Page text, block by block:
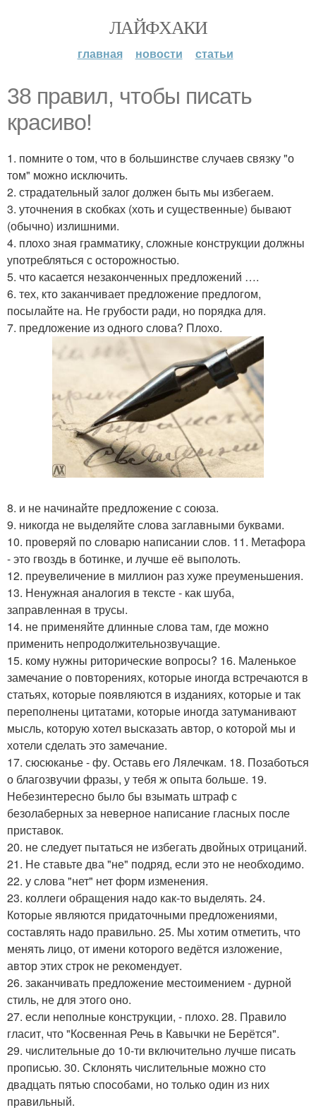
ЛАЙФХАКИ
главная новости статьи
38 правил, чтобы писать
красиво!
1. помните о том, что в большинстве случаев связку "о
том" можно исключить.
2. страдательный залог должен быть мы избегаем.
3. уточнения в скобках (хоть и существенные) бывают
(обычно) излишними.
4. плохо зная грамматику, сложные конструкции должны
употребляться с осторожностью.
5. что касается незаконченных предложений ….
6. тех, кто заканчивает предложение предлогом,
посылайте на. Не грубости ради, но порядка для.
7. предложение из одного слова? Плохо.
8. и не начинайте предложение с союза.
9. никогда не выделяйте слова заглавными буквами.
10. проверяй по словарю написании слов. 11. Метафора
- это гвоздь в ботинке, и лучше её выполоть.
12. преувеличение в миллион раз хуже преуменьшения.
13. Ненужная аналогия в тексте - как шуба,
заправленная в трусы.
14. не применяйте длинные слова там, где можно
применить непродолжительнозвучащие.
15. кому нужны риторические вопросы? 16. Маленькое
замечание о повторениях, которые иногда встречаются в
статьях, которые появляются в изданиях, которые и так
переполнены цитатами, которые иногда затуманивают
мысль, которую хотел высказать автор, о которой мы и
хотели сделать это замечание.
17. сюсюканье - фу. Оставь его Лялечкам. 18. Позаботься
о благозвучии фразы, у тебя ж опыта больше. 19.
Небезинтересно было бы взымать штраф с
безолаберных за неверное написание гласных после
приставок.
20. не следует пытаться не избегать двойных отрицаний.
21. Не ставьте два "не" подряд, если это не необходимо.
22. у слова "нет" нет форм изменения.
23. коллеги обращения надо как-то выделять. 24.
Которые являются придаточными предложениями,
составлять надо правильно. 25. Мы хотим отметить, что
менять лицо, от имени которого ведётся изложение,
автор этих строк не рекомендует.
26. заканчивать предложение местоимением - дурной
стиль, не для этого оно.
27. если неполные конструкции, - плохо. 28. Правило
гласит, что "Косвенная Речь в Кавычки не Берётся".
29. числительные до 10-ти включительно лучше писать
прописью. 30. Склонять числительные можно сто
двадцать пятью способами, но только один из них
правильный.